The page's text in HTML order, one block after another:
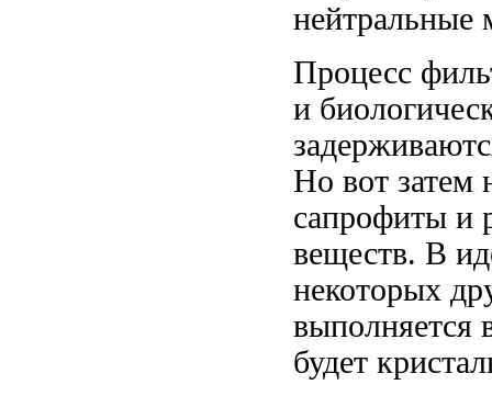
нейтральные
Процесс
и
Но вот затем
сапрофиты и
веществ. В
некоторых
выполняется
будет